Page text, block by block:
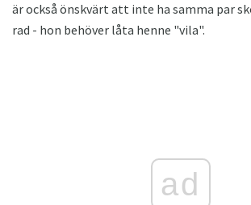
är också önskvärt att inte ha samma par
rad - hon behöver låta henne "vila".
ad